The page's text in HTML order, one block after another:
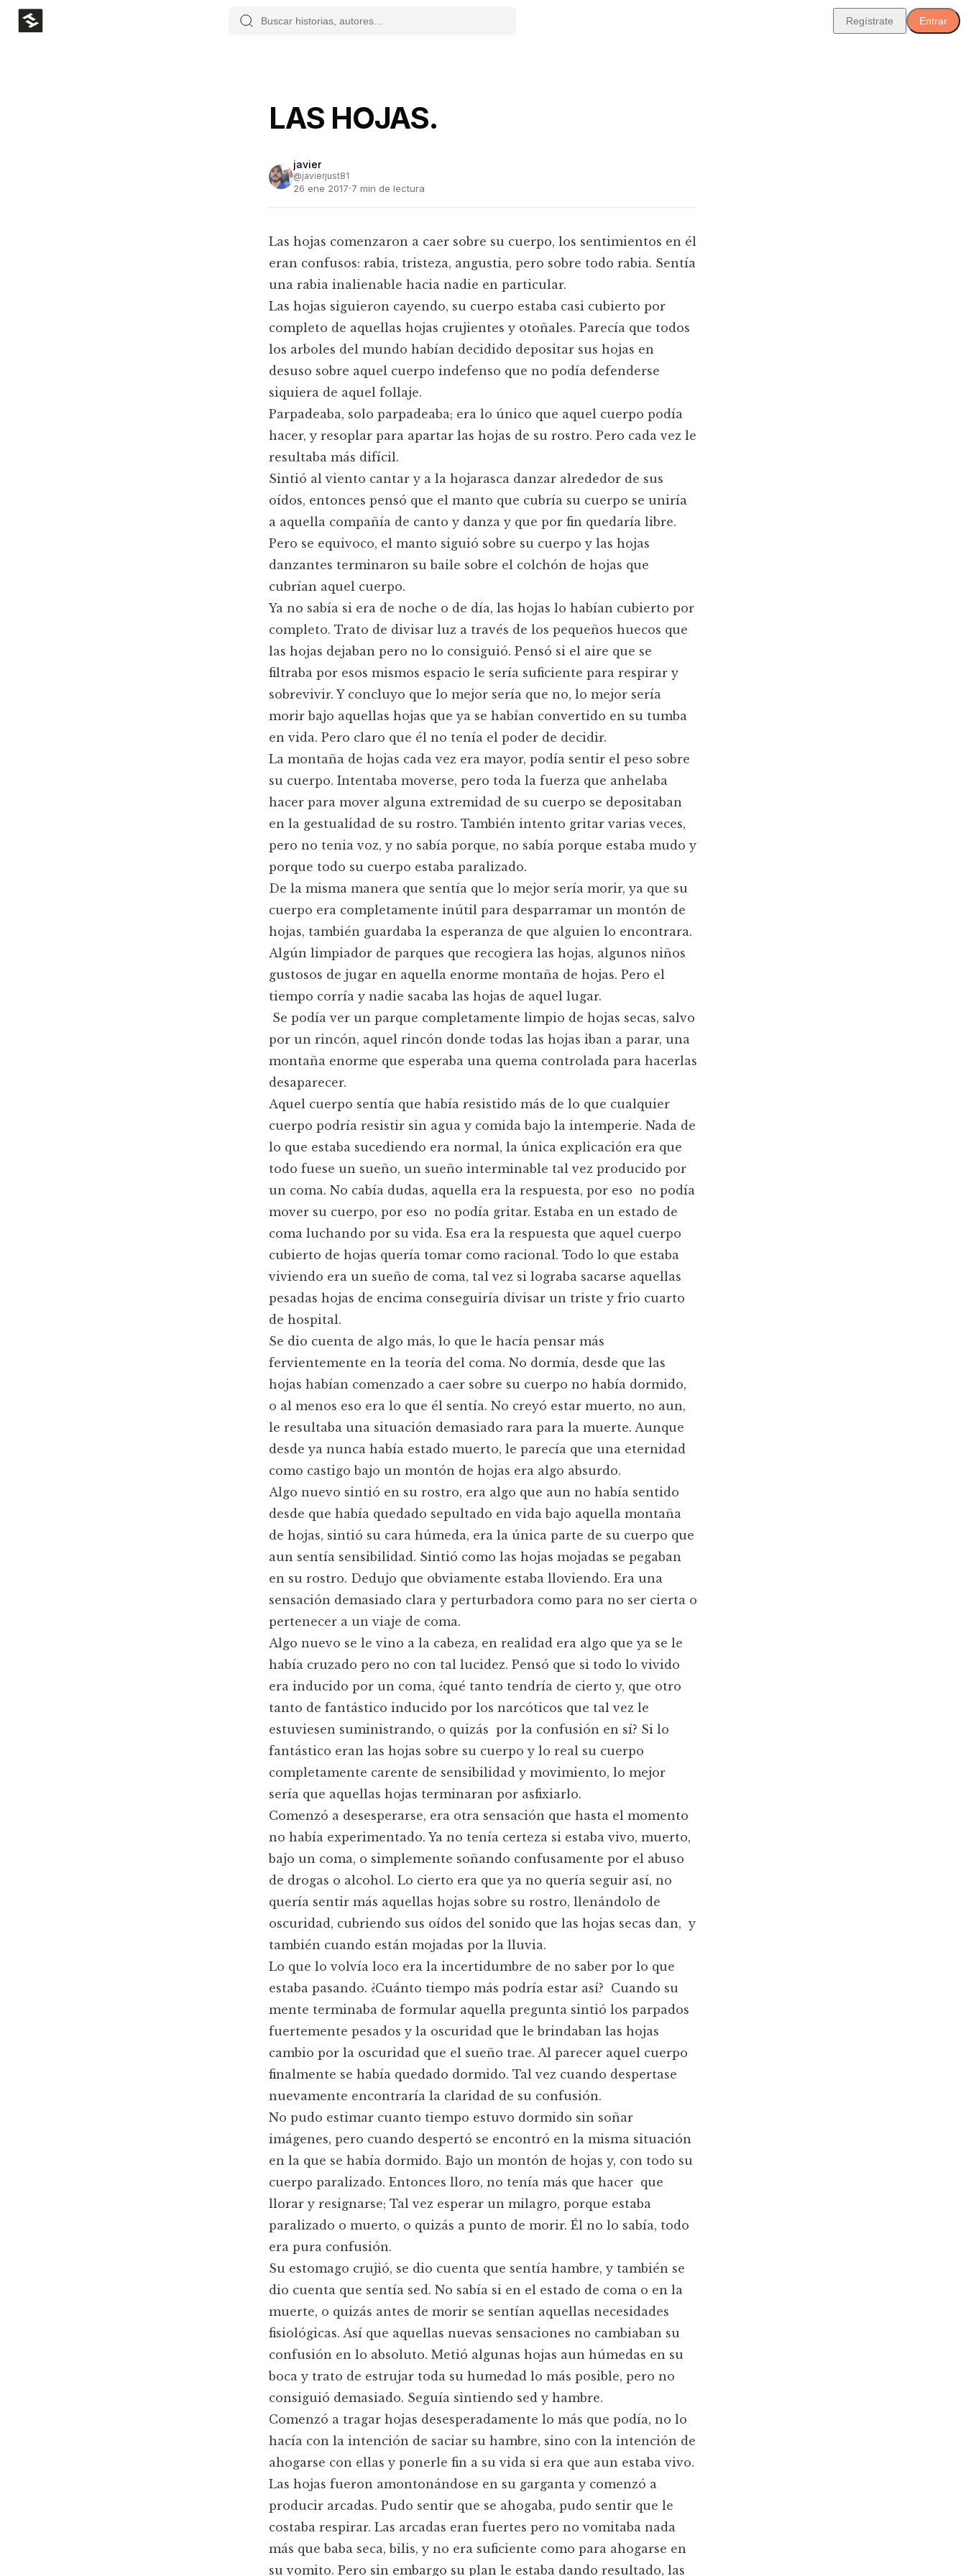
Regístrate Entrar
LAS HOJAS.
javier
@javierjust81
26 ene 2017·7 min de lectura
Las hojas comenzaron a caer sobre su cuerpo, los sentimientos en él
eran confusos: rabia, tristeza, angustia, pero sobre todo rabia. Sentía
una rabia inalienable hacia nadie en particular.
Las hojas siguieron cayendo, su cuerpo estaba casi cubierto por
completo de aquellas hojas crujientes y otoñales. Parecía que todos
los arboles del mundo habían decidido depositar sus hojas en
desuso sobre aquel cuerpo indefenso que no podía defenderse
siquiera de aquel follaje.
Parpadeaba, solo parpadeaba; era lo único que aquel cuerpo podía
hacer, y resoplar para apartar las hojas de su rostro. Pero cada vez le
resultaba más difícil.
Sintió al viento cantar y a la hojarasca danzar alrededor de sus
oídos, entonces pensó que el manto que cubría su cuerpo se uniría
a aquella compañía de canto y danza y que por fin quedaría libre.
Pero se equivoco, el manto siguió sobre su cuerpo y las hojas
danzantes terminaron su baile sobre el colchón de hojas que
cubrían aquel cuerpo.
Ya no sabía si era de noche o de día, las hojas lo habían cubierto por
completo. Trato de divisar luz a través de los pequeños huecos que
las hojas dejaban pero no lo consiguió. Pensó si el aire que se
filtraba por esos mismos espacio le sería suficiente para respirar y
sobrevivir. Y concluyo que lo mejor sería que no, lo mejor sería
morir bajo aquellas hojas que ya se habían convertido en su tumba
en vida. Pero claro que él no tenía el poder de decidir.
La montaña de hojas cada vez era mayor, podía sentir el peso sobre
su cuerpo. Intentaba moverse, pero toda la fuerza que anhelaba
hacer para mover alguna extremidad de su cuerpo se depositaban
en la gestualidad de su rostro. También intento gritar varias veces,
pero no tenia voz, y no sabía porque, no sabía porque estaba mudo y
porque todo su cuerpo estaba paralizado.
De la misma manera que sentía que lo mejor sería morir, ya que su
cuerpo era completamente inútil para desparramar un montón de
hojas, también guardaba la esperanza de que alguien lo encontrara.
Algún limpiador de parques que recogiera las hojas, algunos niños
gustosos de jugar en aquella enorme montaña de hojas. Pero el
tiempo corría y nadie sacaba las hojas de aquel lugar.
Se podía ver un parque completamente limpio de hojas secas, salvo
por un rincón, aquel rincón donde todas las hojas iban a parar, una
montaña enorme que esperaba una quema controlada para hacerlas
desaparecer.
Aquel cuerpo sentía que había resistido más de lo que cualquier
cuerpo podría resistir sin agua y comida bajo la intemperie. Nada de
lo que estaba sucediendo era normal, la única explicación era que
todo fuese un sueño, un sueño interminable tal vez producido por
un coma. No cabía dudas, aquella era la respuesta, por eso no podía
mover su cuerpo, por eso no podía gritar. Estaba en un estado de
coma luchando por su vida. Esa era la respuesta que aquel cuerpo
cubierto de hojas quería tomar como racional. Todo lo que estaba
viviendo era un sueño de coma, tal vez si lograba sacarse aquellas
pesadas hojas de encima conseguiría divisar un triste y frio cuarto
de hospital.
Se dio cuenta de algo más, lo que le hacía pensar más
fervientemente en la teoría del coma. No dormía, desde que las
hojas habían comenzado a caer sobre su cuerpo no había dormido,
o al menos eso era lo que él sentía. No creyó estar muerto, no aun,
le resultaba una situación demasiado rara para la muerte. Aunque
desde ya nunca había estado muerto, le parecía que una eternidad
como castigo bajo un montón de hojas era algo absurdo.
Algo nuevo sintió en su rostro, era algo que aun no había sentido
desde que había quedado sepultado en vida bajo aquella montaña
de hojas, sintió su cara húmeda, era la única parte de su cuerpo que
aun sentía sensibilidad. Sintió como las hojas mojadas se pegaban
en su rostro. Dedujo que obviamente estaba lloviendo. Era una
sensación demasiado clara y perturbadora como para no ser cierta o
pertenecer a un viaje de coma.
Algo nuevo se le vino a la cabeza, en realidad era algo que ya se le
había cruzado pero no con tal lucidez. Pensó que si todo lo vivido
era inducido por un coma, ¿qué tanto tendría de cierto y, que otro
tanto de fantástico inducido por los narcóticos que tal vez le
estuviesen suministrando, o quizás por la confusión en sí? Si lo
fantástico eran las hojas sobre su cuerpo y lo real su cuerpo
completamente carente de sensibilidad y movimiento, lo mejor
sería que aquellas hojas terminaran por asfixiarlo.
Comenzó a desesperarse, era otra sensación que hasta el momento
no había experimentado. Ya no tenía certeza si estaba vivo, muerto,
bajo un coma, o simplemente soñando confusamente por el abuso
de drogas o alcohol. Lo cierto era que ya no quería seguir así, no
quería sentir más aquellas hojas sobre su rostro, llenándolo de
oscuridad, cubriendo sus oídos del sonido que las hojas secas dan, y
también cuando están mojadas por la lluvia.
Lo que lo volvía loco era la incertidumbre de no saber por lo que
estaba pasando. ¿Cuánto tiempo más podría estar así? Cuando su
mente terminaba de formular aquella pregunta sintió los parpados
fuertemente pesados y la oscuridad que le brindaban las hojas
cambio por la oscuridad que el sueño trae. Al parecer aquel cuerpo
finalmente se había quedado dormido. Tal vez cuando despertase
nuevamente encontraría la claridad de su confusión.
No pudo estimar cuanto tiempo estuvo dormido sin soñar
imágenes, pero cuando despertó se encontró en la misma situación
en la que se había dormido. Bajo un montón de hojas y, con todo su
cuerpo paralizado. Entonces lloro, no tenía más que hacer que
llorar y resignarse; Tal vez esperar un milagro, porque estaba
paralizado o muerto, o quizás a punto de morir. Él no lo sabía, todo
era pura confusión.
Su estomago crujió, se dio cuenta que sentía hambre, y también se
dio cuenta que sentía sed. No sabía si en el estado de coma o en la
muerte, o quizás antes de morir se sentían aquellas necesidades
fisiológicas. Así que aquellas nuevas sensaciones no cambiaban su
confusión en lo absoluto. Metió algunas hojas aun húmedas en su
boca y trato de estrujar toda su humedad lo más posible, pero no
consiguió demasiado. Seguía sintiendo sed y hambre.
Comenzó a tragar hojas desesperadamente lo más que podía, no lo
hacía con la intención de saciar su hambre, sino con la intención de
ahogarse con ellas y ponerle fin a su vida si era que aun estaba vivo.
Las hojas fueron amontonándose en su garganta y comenzó a
producir arcadas. Pudo sentir que se ahogaba, pudo sentir que le
costaba respirar. Las arcadas eran fuertes pero no vomitaba nada
más que baba seca, bilis, y no era suficiente como para ahogarse en
su vomito. Pero sin embargo su plan le estaba dando resultado, las